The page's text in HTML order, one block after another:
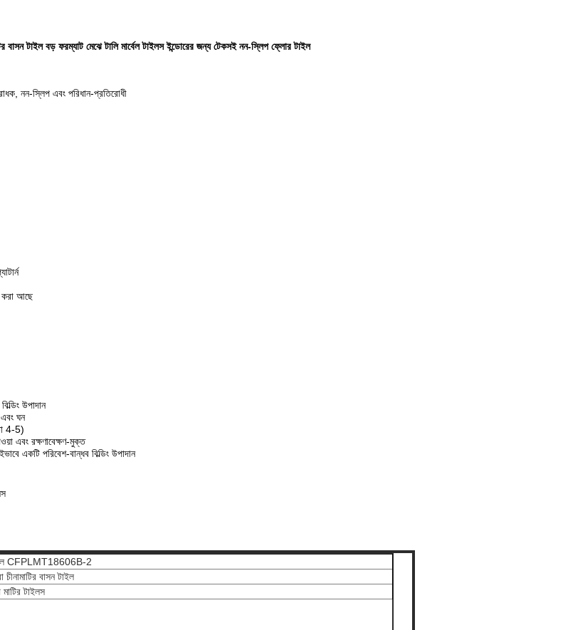
বাসন টাইল বড় ফরম্যাট মেঝে টালি মার্বেল টাইলস ইন্ডোরের জন্য টেকসই নন-স্লিপ ফ্লোর টাইল
নন-স্লিপ এবং পরিধান-প্রতিরোধী
আছে
উপাদান
ঘন
4-5)
এবং রক্ষণাবেক্ষণ-মুক্ত
একটি পরিবেশ-বান্ধব বিল্ডিং উপাদান
CFPLMT18606B-2
চীনামাটির বাসন টাইল
মাটির টাইলস